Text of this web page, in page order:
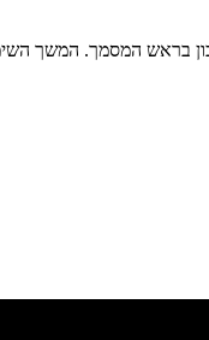
בראש המסמך. המשך